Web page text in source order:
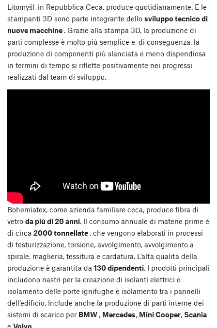
Litomyšl, in Repubblica Ceca, produce quotidianamente. E le
stampanti 3D sono parte integrante dello sviluppo tecnico di
nuove macchine. Grazie alla stampa 3D, la produzione di
parti complesse è molto più semplice e, di conseguenza, la
produzione di componenti più slanciata e meno dispendiosa
in termini di tempo si riflette positivamente nei progressi
realizzati dal team di sviluppo.
Bohemiatex, come azienda familiare ceca, produce fibra di
vetro da più di 20 anni. Il consumo annuale di materie prime è
di circa 2000 tonnellate , che vengono elaborati in processi
di testurizzazione, torsione, avvolgimento, avvolgimento a
spirale, maglieria, tessitura e cardatura. L’alta qualità della
produzione è garantita da 130 dipendenti. I prodotti principali
includono nastri per la creazione di isolanti elettrici o
isolamento delle porte ignifughe e isolamento tra i pannelli
dell’edificio. Include anche la produzione di parti interne dei
sistemi di scarico per BMW , Mercedes, Mini Cooper, Scania
e Volvo .